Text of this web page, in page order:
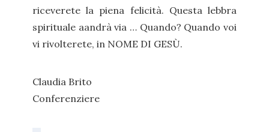
riceverete la piena felicità. Questa lebbra
spirituale aandrà via … Quando? Quando voi
vi rivolterete, in NOME DI GESÙ.
Claudia Brito
Conferenziere